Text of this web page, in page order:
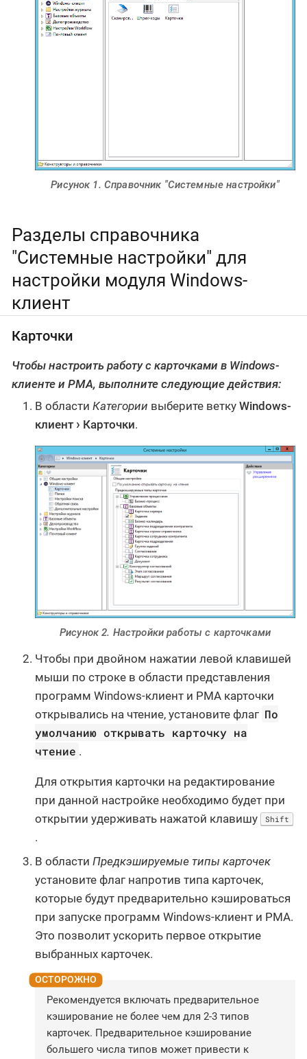
Рисунок 1. Справочник "Системные настройки"
Разделы справочника
"Системные настройки" для
настройки модуля Windows-
клиент
Карточки
Чтобы настроить работу с карточками в Windows-
клиенте и РМА, выполните следующие действия:
В области Категории выберите ветку Windows-
клиент
Карточки.
Рисунок 2. Настройки работы с карточками
Чтобы при двойном нажатии левой клавишей
мыши по строке в области представления
программ Windows-клиент и РМА карточки
открывались на чтение, установите флаг По
умолчанию открывать карточку на
чтение .
Для открытия карточки на редактирование
при данной настройке необходимо будет при
открытии удерживать нажатой клавишу
Shift
.
В области Предкэшируемые типы карточек
установите флаг напротив типа карточек,
которые будут предварительно кэшироваться
при запуске программ Windows-клиент и РМА.
Это позволит ускорить первое открытие
выбранных карточек.
Рекомендуется включать предварительное
кэширование не более чем для 2-3 типов
карточек. Предварительное кэширование
большего числа типов может привести к